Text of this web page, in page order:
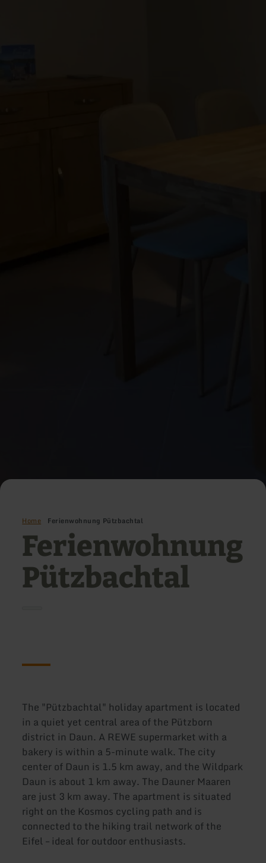
Home Ferienwohnung Pützbachtal
Ferienwohnung
Pützbachtal
The "Pützbachtal" holiday apartment is located
in a quiet yet central area of the Pützborn
district in Daun. A REWE supermarket with a
bakery is within a 5-minute walk. The city
center of Daun is 1.5 km away, and the Wildpark
Daun is about 1 km away. The Dauner Maaren
are just 3 km away. The apartment is situated
right on the Kosmos cycling path and is
connected to the hiking trail network of the
Eifel – ideal for outdoor enthusiasts.